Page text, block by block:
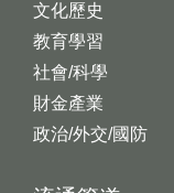
文化歷史
教育學習
社會/科學
財金產業
政治/外交/國防